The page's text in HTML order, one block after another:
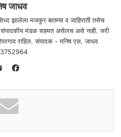
जाधव
झालेला मजकुर बातम्या व जाहिराती तसेच
संपादकीय मंडळ सहमत असेलच असे नाही. जरी
राहिल. संपादक - मनिष एस. जाधव
e
b
s
c